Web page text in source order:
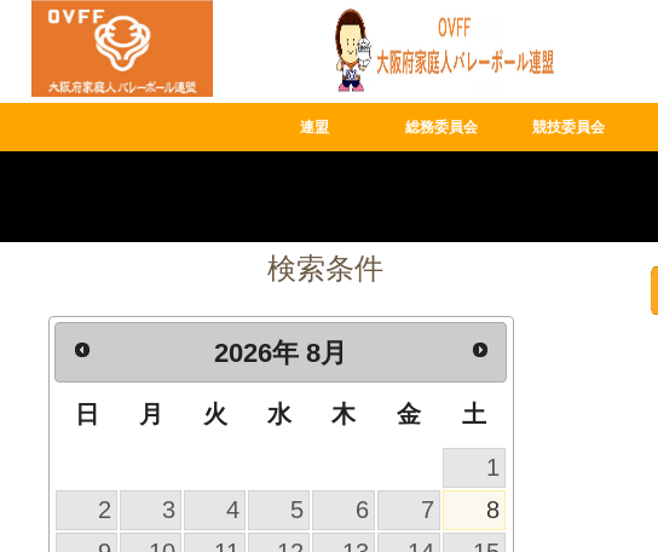
連盟 総務委員会 競技委員会
検索条件
2026年8月
日 月 火 水 木 金
土
1
2
3 4 5 6 7
8